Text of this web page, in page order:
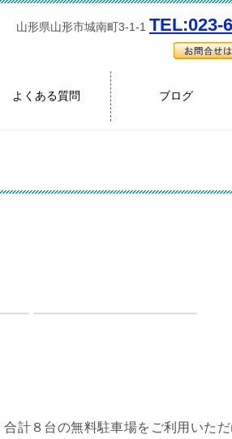
山形県山形市城南町3-1-1 TEL:023-
よくある質問 ブログ
計８台の無料駐車場をご利用いただ